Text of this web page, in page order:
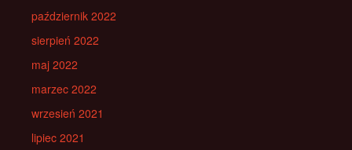
październik 2022
sierpień 2022
maj 2022
marzec 2022
wrzesień 2021
lipiec 2021